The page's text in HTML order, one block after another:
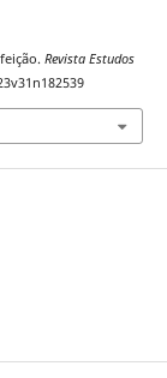
Revista Estudos